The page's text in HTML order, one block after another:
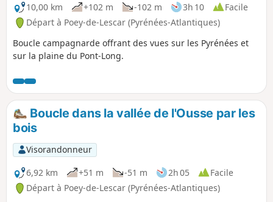
10,00 km
+102 m -102 m 3h 10
Facile
Départ à Poey-de-Lescar (Pyrénées-Atlantiques)
Boucle campagnarde offrant des vues sur les Pyrénées et
sur la plaine du Pont-Long.
Boucle dans la vallée de l'Ousse par les
bois
Visorandonneur
6,92 km
+51 m -51 m 2h 05
Facile
Départ à Poey-de-Lescar (Pyrénées-Atlantiques)